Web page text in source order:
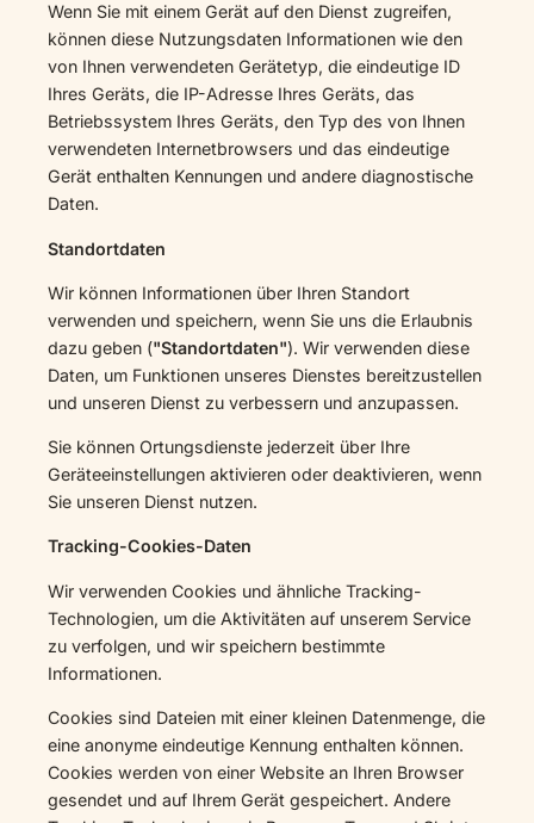
Wenn Sie mit einem Gerät auf den Dienst zugreifen,
können diese Nutzungsdaten Informationen wie den
von Ihnen verwendeten Gerätetyp, die eindeutige ID
Ihres Geräts, die IP-Adresse Ihres Geräts, das
Betriebssystem Ihres Geräts, den Typ des von Ihnen
verwendeten Internetbrowsers und das eindeutige
Gerät enthalten Kennungen und andere diagnostische
Daten.
Standortdaten
Wir können Informationen über Ihren Standort
verwenden und speichern, wenn Sie uns die Erlaubnis
dazu geben ("Standortdaten"). Wir verwenden diese
Daten, um Funktionen unseres Dienstes bereitzustellen
und unseren Dienst zu verbessern und anzupassen.
Sie können Ortungsdienste jederzeit über Ihre
Geräteeinstellungen aktivieren oder deaktivieren, wenn
Sie unseren Dienst nutzen.
Tracking-Cookies-Daten
Wir verwenden Cookies und ähnliche Tracking-
Technologien, um die Aktivitäten auf unserem Service
zu verfolgen, und wir speichern bestimmte
Informationen.
Cookies sind Dateien mit einer kleinen Datenmenge, die
eine anonyme eindeutige Kennung enthalten können.
Cookies werden von einer Website an Ihren Browser
gesendet und auf Ihrem Gerät gespeichert. Andere